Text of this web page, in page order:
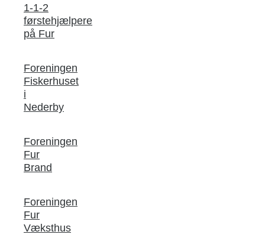
1-1-2
førstehjælpere
på Fur
Foreningen
Fiskerhuset
i
Nederby
Foreningen
Fur
Brand
Foreningen
Fur
Væksthus